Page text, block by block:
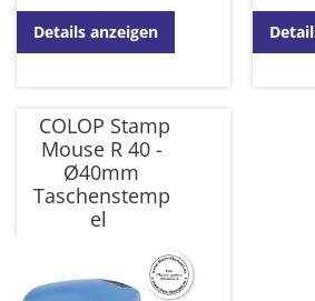
Details anzeigen
COLOP Stamp
Mouse R 40 -
Ø40mm
Taschenstemp
el